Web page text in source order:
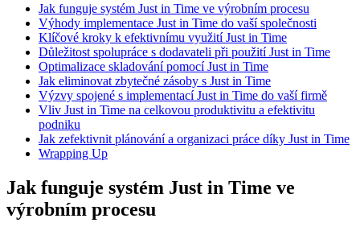
Jak funguje systém Just in Time ve výrobním procesu
Výhody implementace Just in Time do vaší společnosti
Klíčové kroky k efektivnímu využití Just in Time
Důležitost spolupráce s dodavateli při použití Just in Time
Optimalizace skladování pomocí Just in Time
Jak eliminovat zbytečné zásoby s Just in Time
Výzvy spojené s implementací Just in Time do vaší firmě
Vliv Just in Time na celkovou produktivitu a efektivitu
podniku
Jak zefektivnit plánování a organizaci práce díky Just in Time
Wrapping Up
Jak funguje systém Just in Time ve
výrobním procesu